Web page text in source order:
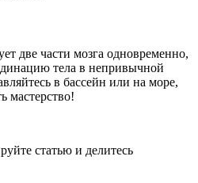
две части мозга одновременно,
тела в непривычной
в бассейн или на море,
мастерство!
статью и делитесь